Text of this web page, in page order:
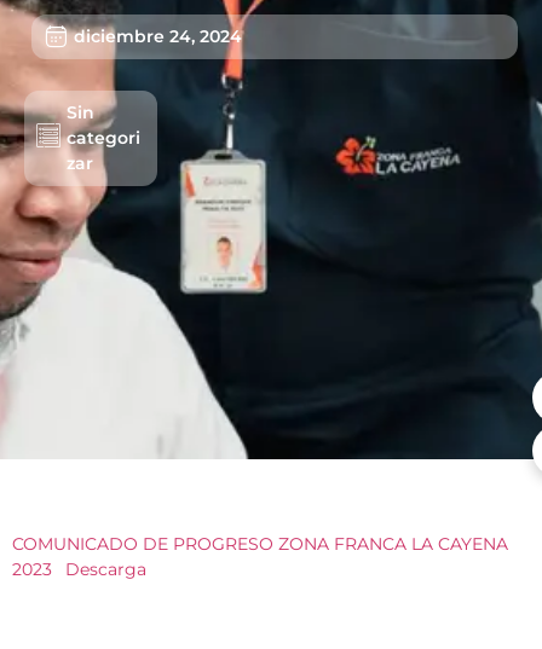
Nosotros
Trabaja con nosotros
Agendar Cita
diciembre 24, 2024
Sin
categori
zar
COMUNICADO DE PROGRESO ZONA FRANCA LA CAYENA
2023
Descarga